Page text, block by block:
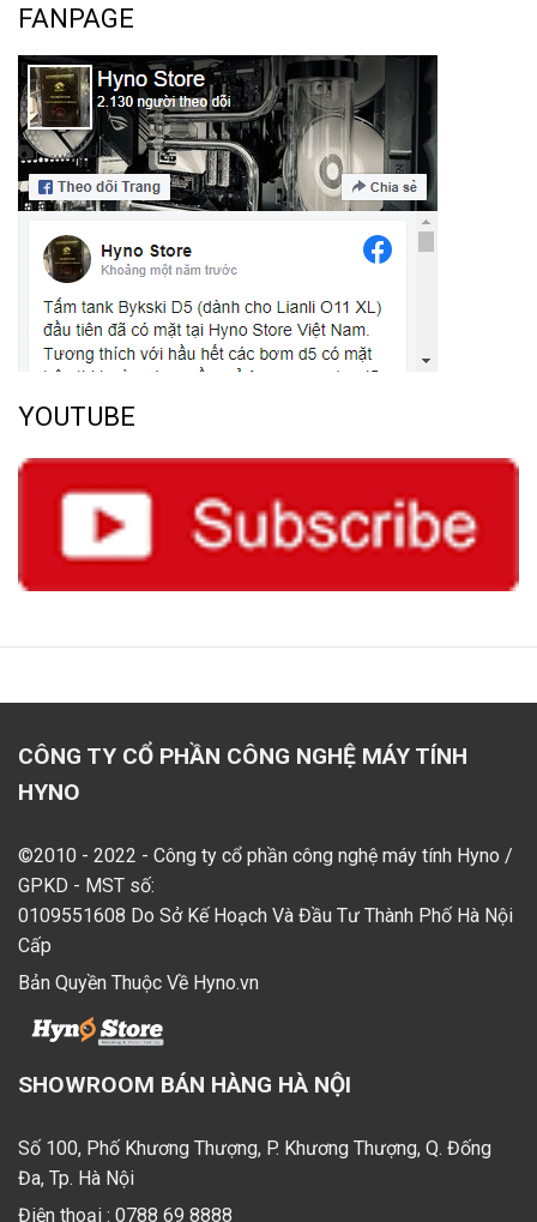
FANPAGE
YOUTUBE
CÔNG TY CỔ PHẦN CÔNG NGHỆ MÁY TÍNH
HYNO
©2010 - 2022 - Công ty cổ phần công nghệ máy tính Hyno /
GPKD - MST số:
0109551608 Do Sở Kế Hoạch Và Đầu Tư Thành Phố Hà Nội
Cấp
Bản Quyền Thuộc Về Hyno.vn
SHOWROOM BÁN HÀNG HÀ NỘI
Số 100, Phố Khương Thượng, P. Khương Thượng, Q. Đống
Đa, Tp. Hà Nội
Điện thoại : 0788 69 8888